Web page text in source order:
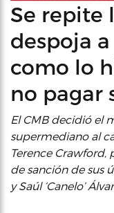
Se repite
despoja
como lo
no pagar
El CMB decidió el
supermediano al
Terence Crawford,
de sanción de sus
y Saúl ‘Canelo’